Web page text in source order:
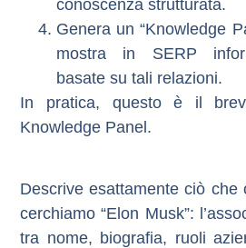
conoscenza strutturata.
Genera un “Knowledge
mostra in SERP
basate su tali relazioni.
In pratica, questo è il
Knowledge Panel.
Descrive esattamente ciò che
cerchiamo “Elon Musk”:
tra nome, biografia, ruoli